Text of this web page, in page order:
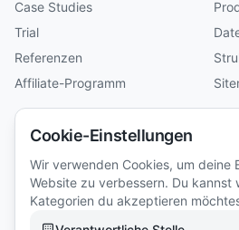
Cookie-Einstellungen
Wir verwenden Cookies, um deine
Website zu verbessern. Du kannst
Kategorien du akzeptieren
Case Studies
Trial
Referenzen
Affiliate-Programm
Unternehmen
Über uns
Rezensionen
Karriere